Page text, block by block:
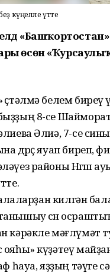
күңелле үтте
«Башҡортостан»
өсөн «
өҫтәлмә белем
8-се
Әлиә, 7-се
дөрөҫ яуап
районы Нөгөш
килгән
өсөн
кәрәкле
ояһы» күҙәтеү
һауа, яҙҙың тәүге